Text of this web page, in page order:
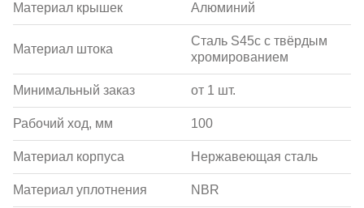
Материал крышек Алюминий
Материал штока
Сталь S45c с твёрдым
хромированием
Минимальный заказ от 1 шт.
Рабочий ход, мм 100
Материал корпуса Нержавеющая сталь
Материал уплотнения NBR